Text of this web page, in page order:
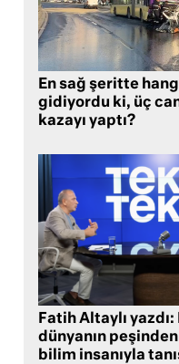
En sağ şeritte
gidiyordu ki, üç
kazayı yaptı?
Fatih Altaylı
dünyanın
bilim insanıyla